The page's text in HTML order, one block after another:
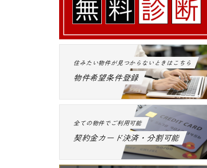
住みたい物件が見つからないときはこちら
物件希望条件登録
全ての物件でご利用可能
契約金カード決済・分割可能